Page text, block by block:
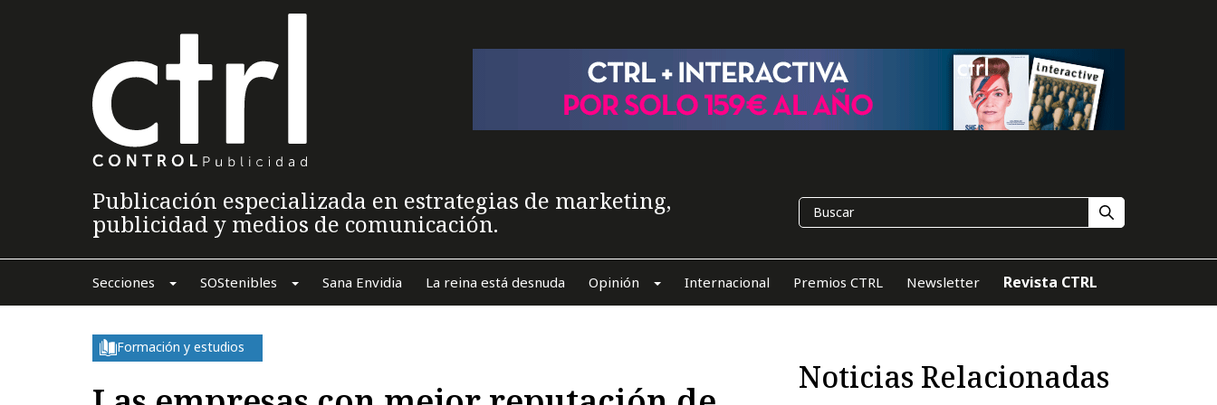
Publicación especializada en estrategias de marketing,
publicidad y medios de comunicación.
Secciones SOStenibles Sana Envidia La reina está desnuda Opinión Internacional Premios CTRL Newsletter Revista CTRL
Formación y estudios
Noticias Relacionadas